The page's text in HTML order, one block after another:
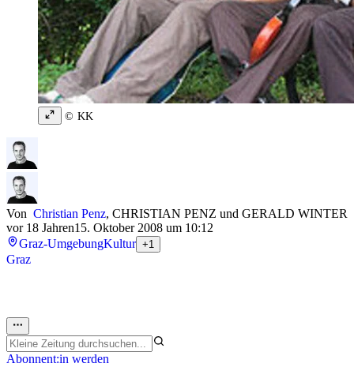
© KK
Von Christian Penz, CHRISTIAN PENZ und GERALD WINTER
vor 18 Jahren15. Oktober 2008 um 10:12
Graz-UmgebungKultur +1
Graz
Abonnent:in werden